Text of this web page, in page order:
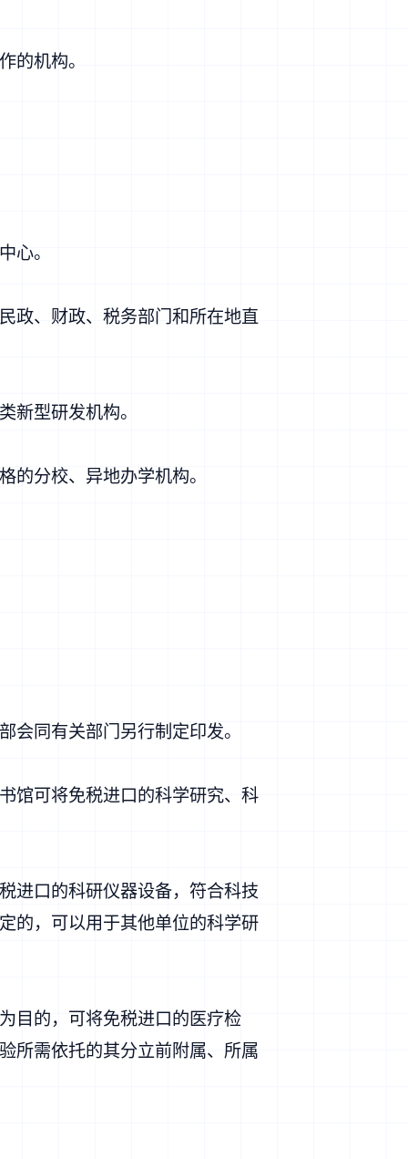
机构。
。
、财政、税务部门和所在地直
型研发机构。
分校、异地办学机构。
同有关部门另行制定印发。
可将免税进口的科学研究、科
口的科研仪器设备，符合科技
的，可以用于其他单位的科学研
的，可将免税进口的医疗检
所需依托的其分立前附属、所属